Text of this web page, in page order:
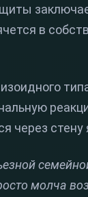
в
через
молча